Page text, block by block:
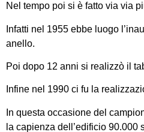
Nel tempo poi si è fatto via via
Infatti nel 1955 ebbe luogo
anello.
Poi dopo 12 anni si realizzò il
Infine nel 1990 ci fu la
In questa occasione del
la capienza dell’edificio 90.000